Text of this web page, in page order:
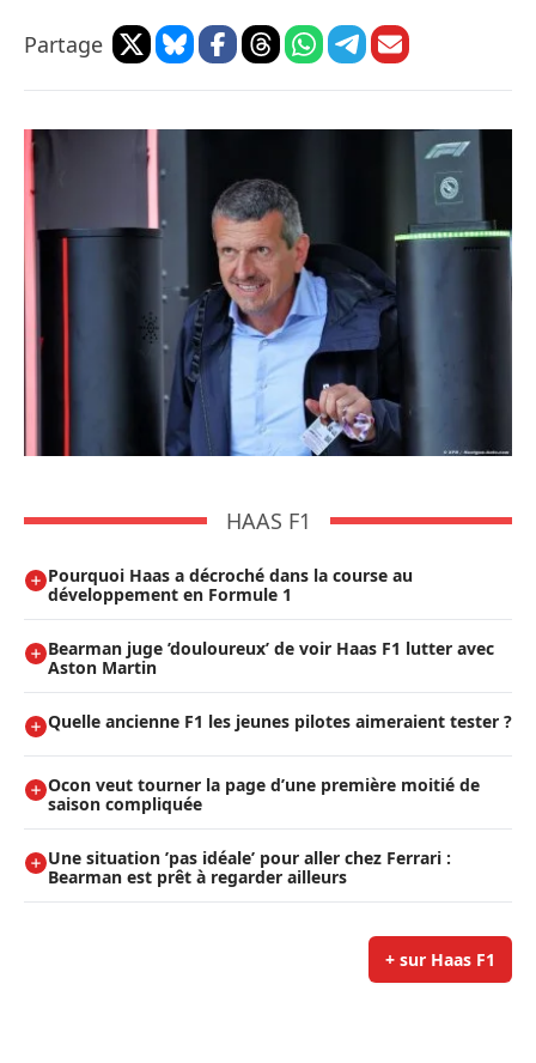
Partage
HAAS F1
Pourquoi Haas a décroché dans la course au
développement en Formule 1
Bearman juge ’douloureux’ de voir Haas F1 lutter avec
Aston Martin
Quelle ancienne F1 les jeunes pilotes aimeraient tester ?
Ocon veut tourner la page d’une première moitié de
saison compliquée
Une situation ’pas idéale’ pour aller chez Ferrari :
Bearman est prêt à regarder ailleurs
+ sur Haas F1